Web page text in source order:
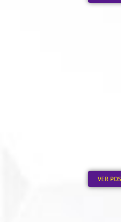
Publicado em: 3 de
VER